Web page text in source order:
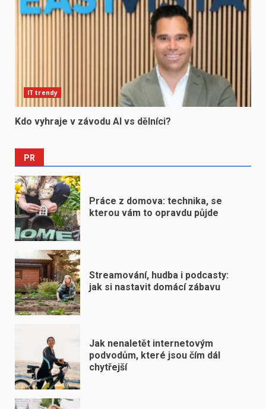
IT trendy
Kdo vyhraje v závodu AI vs dělníci?
PR
Práce z domova: technika, se
kterou vám to opravdu půjde
Streamování, hudba i podcasty:
jak si nastavit domácí zábavu
Jak nenaletět internetovým
podvodům, které jsou čím dál
chytřejší